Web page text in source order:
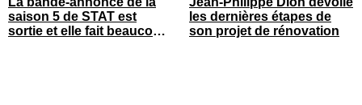
saison 5 de STAT est
sortie et elle fait beaucoup
les dernières étapes de
son projet de rénovation